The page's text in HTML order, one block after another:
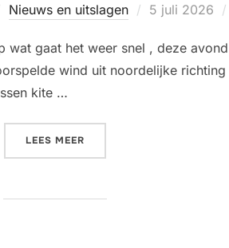
Nieuws en uitslagen
Geplaatst
5 juli 2026
gaat het weer snel , deze
wind uit noordelijke
kite …
LEES MEER